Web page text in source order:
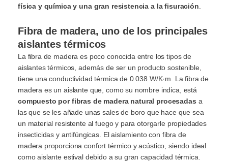
física y química y una gran resistencia a la fisuración
Fibra de madera, uno de los principales
aislantes térmicos
La fibra de madera es poco conocida entre los tipos de
aislantes térmicos, además de ser un producto sostenible,
tiene una conductividad térmica de 0.038 W/K·m. La fibra de
madera es un aislante que, como su nombre indica, está
compuesto por fibras de madera natural procesadas a
las que se les añade unas sales de boro que hace que sea
un material resistente al fuego y para otorgarle propiedades
insecticidas y antifúngicas. El aislamiento con fibra de
madera proporciona confort térmico y acústico, siendo ideal
como aislante estival debido a su gran capacidad térmica.